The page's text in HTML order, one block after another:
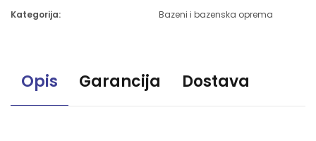
Kategorija:
Bazeni i bazenska oprema
Opis Garancija Dostava